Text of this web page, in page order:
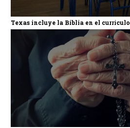
Texas incluye la Biblia en el currículo